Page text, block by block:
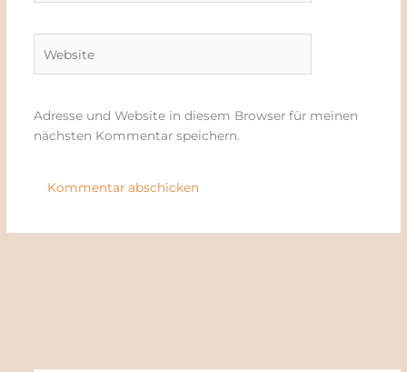
Adresse und Website in diesem Browser für meinen
nächsten Kommentar speichern.